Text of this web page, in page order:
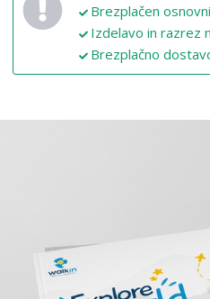
Brezplačen
Izdelavo in razrez
Brezplačno